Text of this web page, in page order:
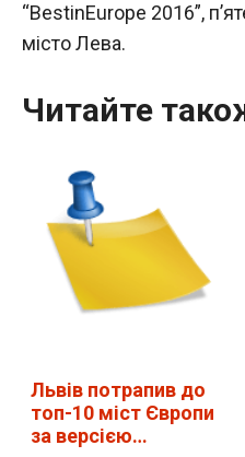
“BestinEurope 2016”,
місто Лева.
Читайте
Львів потрапив до
топ-10 міст Європи
за версією…